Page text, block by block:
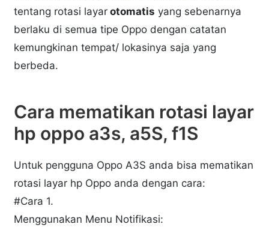
tentang rotasi layar otomatis yang sebenarnya
berlaku di semua tipe Oppo dengan catatan
kemungkinan tempat/ lokasinya saja yang
berbeda.
Cara mematikan rotasi layar
hp oppo a3s, a5S, f1S
Untuk pengguna Oppo A3S anda bisa mematikan
rotasi layar hp Oppo anda dengan cara:
#Cara 1.
Menggunakan Menu Notifikasi: